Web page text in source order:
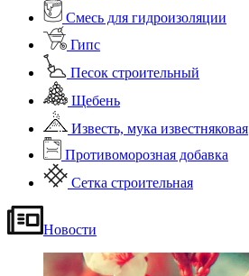
Смесь для гидроизоляции
Гипс
Песок строительный
Щебень
Известь, мука известняковая
Противоморозная добавка
Сетка строительная
Новости